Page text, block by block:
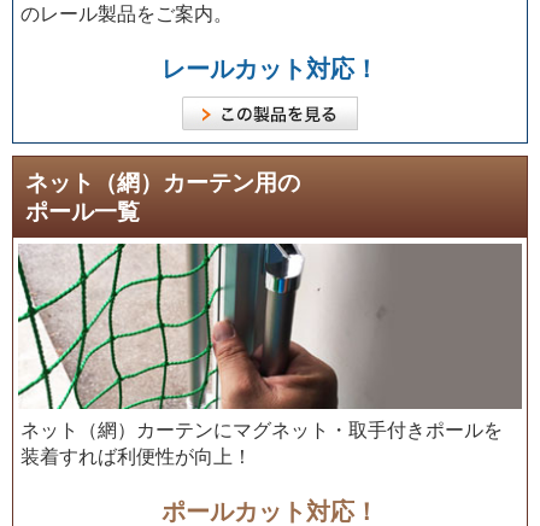
のレール製品をご案内。
レールカット対応！
ネット（網）カーテン用の
ポール一覧
ネット（網）カーテンにマグネット・取手付きポールを
装着すれば利便性が向上！
ポールカット対応！